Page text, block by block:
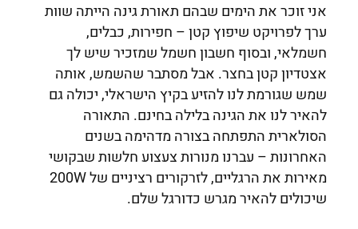
אני זוכר את הימים שבהם תאורת גינה הייתה שוות
ערך לפרויקט שיפוץ קטן – חפירות, כבלים,
חשמלאי, ובסוף חשבון חשמל שמזכיר שיש לך
אצטדיון קטן בחצר. אבל מסתבר שהשמש, אותה
שמש שגורמת לנו להזיע בקיץ הישראלי, יכולה גם
להאיר לנו את הגינה בלילה בחינם. התאורה
הסולארית התפתחה בצורה מדהימה בשנים
האחרונות – עברנו מנורות צעצוע חלשות שבקושי
מאירות את הרגליים, לזרקורים רציניים של 200W
שיכולים להאיר מגרש כדורגל שלם.